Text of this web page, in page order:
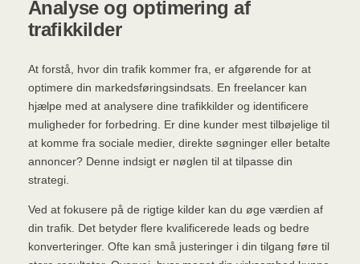
Analyse og optimering af
trafikkilder
At forstå, hvor din trafik kommer fra, er afgørende for at
optimere din markedsføringsindsats. En freelancer kan
hjælpe med at analysere dine trafikkilder og identificere
muligheder for forbedring. Er dine kunder mest tilbøjelige til
at komme fra sociale medier, direkte søgninger eller betalte
annoncer? Denne indsigt er nøglen til at tilpasse din
strategi.
Ved at fokusere på de rigtige kilder kan du øge værdien af
din trafik. Det betyder flere kvalificerede leads og bedre
konverteringer. Ofte kan små justeringer i din tilgang føre til